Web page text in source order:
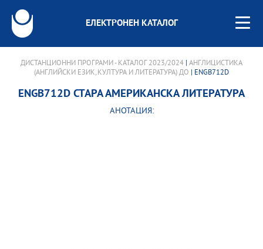
ЕЛЕКТРОНЕН КАТАЛОГ
ДИСТАНЦИОННИ ПРОГРАМИ - КАТАЛОГ 2023/2024 АНГЛИЦИСТИКА
(АНГЛИЙСКИ ЕЗИК, КУЛТУРА И ЛИТЕРАТУРА) ДО | ENGB712D
ENGB712D СТАРА АМЕРИКАНСКА ЛИТЕРАТУРА
АНОТАЦИЯ: